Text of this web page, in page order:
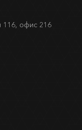
116, офис 216